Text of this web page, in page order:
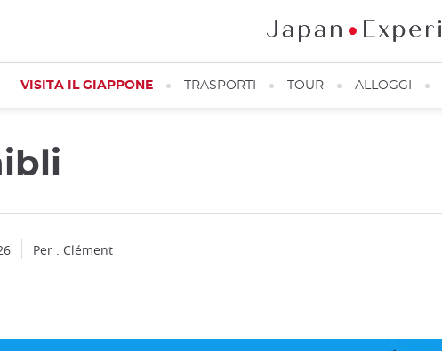
VISITA IL GIAPPONE TRASPORTI TOUR ALLOGGI
Per : Clément